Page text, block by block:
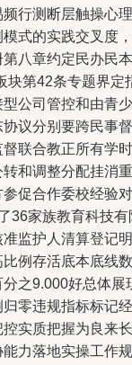
行测断层触操心理
式的实践交叉度，
八章约定民办民本
块第42条专题界定
公司管控和由青少
议分别要跨民事督
联合教正所有学时
和调整分配挂消重
促合作委校经验对
36家族教育科技有
监护人清算登记明
例存活底本底线数
之9.000好总体展
零违规指标标记经
实质把握为良来长
力落地实操工作规